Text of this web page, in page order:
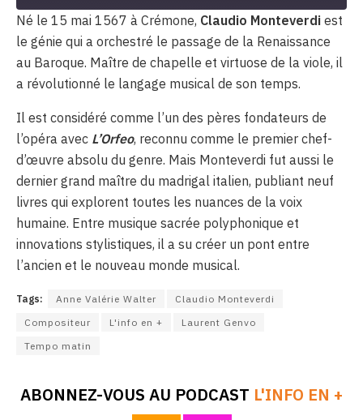
Né le 15 mai 1567 à Crémone, Claudio Monteverdi est
le génie qui a orchestré le passage de la Renaissance
au Baroque. Maître de chapelle et virtuose de la viole, il
a révolutionné le langage musical de son temps.
Il est considéré comme l’un des pères fondateurs de
l’opéra avec L’Orfeo, reconnu comme le premier chef-
d’œuvre absolu du genre. Mais Monteverdi fut aussi le
dernier grand maître du madrigal italien, publiant neuf
livres qui explorent toutes les nuances de la voix
humaine. Entre musique sacrée polyphonique et
innovations stylistiques, il a su créer un pont entre
l’ancien et le nouveau monde musical.
Tags: Anne Valérie Walter
Claudio Monteverdi
Compositeur
L'info en +
Laurent Genvo
Tempo matin
ABONNEZ-VOUS AU PODCAST L'INFO EN +